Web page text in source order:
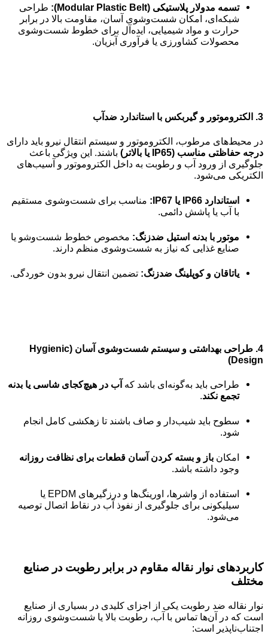
تسمه مدولار پلاستیکی (Modular Plastic Belt):
طراحی
شبکه‌ای، امکان شست‌وشوی آسان، مقاومت بالا در برابر
حرارت و مواد شیمیایی، ایده‌آل برای خطوط شست‌وشوی
محصولات کشاورزی یا فرآوری آبزیان.
3. الکتروموتور و گیربکس با استاندارد ضدآب
در محیط‌های مرطوب، الکتروموتور و سیستم انتقال نیرو باید دارای
درجه حفاظتی مناسب (IP65 یا بالاتر)
باشند. این ویژگی باعث
جلوگیری از ورود آب و رطوبت به داخل الکتروموتور و آسیب‌های
الکتریکی می‌شود.
استاندارد IP66 یا IP67:
مناسب برای شست‌وشوی مستقیم
با آب یا پاشش دائمی.
موتور با بدنه استیل ضدزنگ: مخصوص خطوط شست‌وشو یا
صنایع غذایی که نیاز به شست‌وشوی منظم دارند.
یاتاقان و کوپلینگ ضدزنگ: تضمین انتقال نیرو بدون خوردگی.
4.
طراحی بهداشتی و سیستم شست‌وشوی آسان (Hygienic
Design)
طراحی باید به‌گونه‌ای باشد که آب در هیچ‌کجای شاسی یا بدنه
تجمع نکند.
سطوح باید شیب‌دار و صاف باشند تا زهکشی کامل انجام
شود.
امکان باز و بسته کردن آسان قطعات برای نظافت روزانه
وجود داشته باشد.
استفاده از واشرها، اورینگ‌ها و درزگیرهای EPDM یا
سیلیکونی برای جلوگیری از نفوذ آب در نقاط اتصال توصیه
می‌شود.
کاربردهای نوار نقاله مقاوم در برابر رطوبت در صنایع
مختلف
نوار نقاله ضد رطوبت یکی از اجزای کلیدی در بسیاری از صنایع
است که در آن‌ها تماس با آب، رطوبت بالا یا شست‌وشوی روزانه
اجتناب‌ناپذیر است: